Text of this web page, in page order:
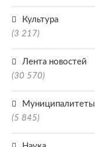
Культура
(3 217)
Лента новостей
(30 570)
Муниципалитеты
(5 845)